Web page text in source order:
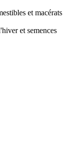
et macérats
et semences